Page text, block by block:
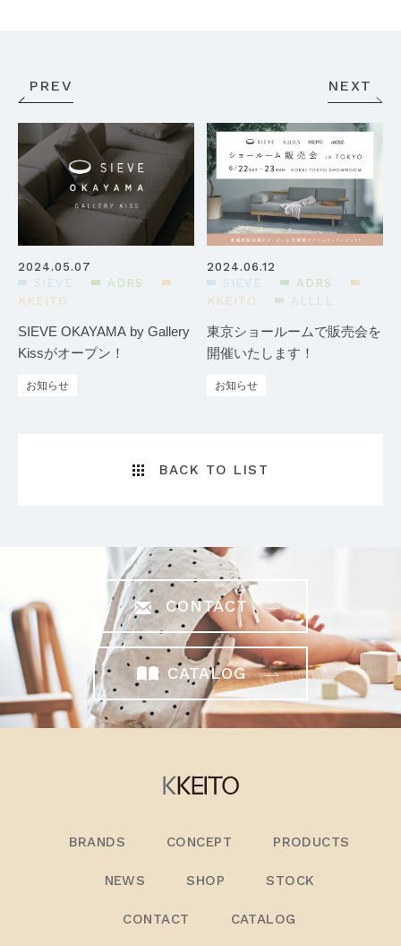
PREV
2024.05.07
SIEVE
ADRS
KKEITO
SIEVE OKAYAMA by Gallery
Kissがオープン！
お知らせ
NEXT
2024.06.12
SIEVE
ADRS
KKEITO
ALLLL
東京ショールームで販売会を
開催いたします！
お知らせ
BACK TO LIST
CONTACT
CATALOG
BRANDS CONCEPT PRODUCTS
NEWS SHOP STOCK
CONTACT CATALOG